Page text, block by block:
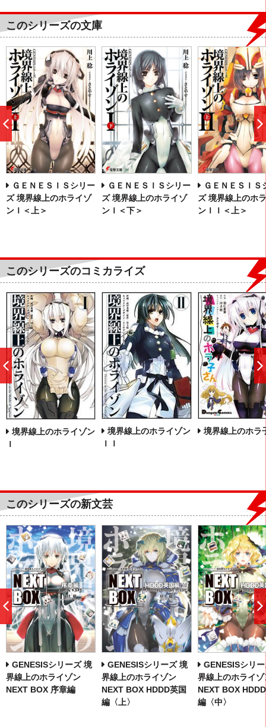
このシリーズの文庫
ＧＥＮＥＳＩＳシリー
ズ 境界線上のホライゾ
ンＩ＜上＞
ＧＥＮＥＳＩＳシリー
ズ 境界線上のホライゾ
ンＩ＜下＞
ＧＥＮＥＳＩＳ
ズ 境界線上のホ
ンＩＩ＜上＞
前
へ
このシリーズのコミカライズ
境界線上のホライゾン
Ｉ
境界線上のホライゾン
ＩＩ
境界線上のホラ
前
へ
このシリーズの新文芸
GENESISシリーズ 境
界線上のホライゾン
NEXT BOX 序章編
GENESISシリーズ 境
界線上のホライゾン
NEXT BOX HDDD英国
編〈上〉
GENESISシリ
界線上のホライゾ
NEXT BOX
編〈中〉
前
へ